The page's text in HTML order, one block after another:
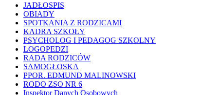
JADŁOSPIS
OBIADY
SPOTKANIA Z RODZICAMI
KADRA SZKOŁY
PSYCHOLOG I PEDAGOG SZKOLNY
LOGOPEDZI
RADA RODZICÓW
SAMOGŁOSKA
PPOR. EDMUND MALINOWSKI
RODO ZSO NR 6
Inspektor Danych Osobowych